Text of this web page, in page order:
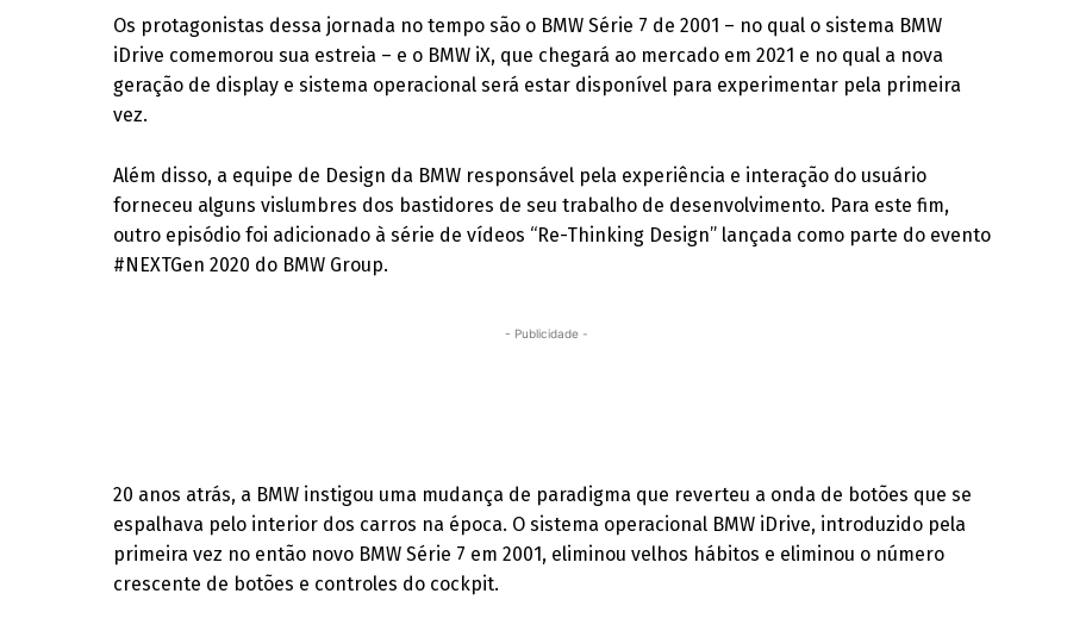
Os protagonistas dessa jornada no tempo são o BMW Série 7 de 2001 – no qual o sistema BMW
iDrive comemorou sua estreia – e o BMW iX, que chegará ao mercado em 2021 e no qual a nova
geração de display e sistema operacional será estar disponível para experimentar pela primeira
vez.
Além disso, a equipe de Design da BMW responsável pela experiência e interação do usuário
forneceu alguns vislumbres dos bastidores de seu trabalho de desenvolvimento. Para este fim,
outro episódio foi adicionado à série de vídeos “Re-Thinking Design” lançada como parte do evento
#NEXTGen 2020 do BMW Group.
- Publicidade -
20 anos atrás, a BMW instigou uma mudança de paradigma que reverteu a onda de botões que se
espalhava pelo interior dos carros na época. O sistema operacional BMW iDrive, introduzido pela
primeira vez no então novo BMW Série 7 em 2001, eliminou velhos hábitos e eliminou o número
crescente de botões e controles do cockpit.